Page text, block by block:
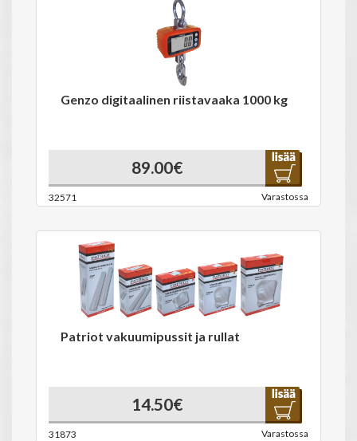
Genzo digitaalinen riistavaaka 1000 kg
89.00€
32571 Varastossa
Patriot vakuumipussit ja rullat
14.50€
31873 Varastossa